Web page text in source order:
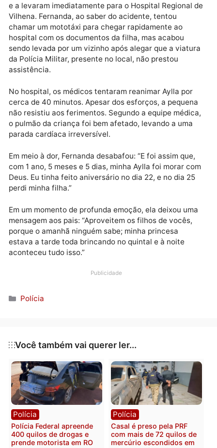
estava no quarto com o marido se preparando para
banho na bebê quando ouviu o portão se abrindo. Ao
pedir que o marido verificasse o que acontecia, ele
saiu e logo começou a gritar.
Os avós, em pânico, colocaram a neta no próprio
Vilhena. Fernanda, ao saber do acidente, tentou
chamar um mototáxi para chegar rapidamente ao
hospital com os documentos da filha, mas acabou
sendo levada por um vizinho após alegar que a
da Polícia Militar, presente no local, não prestou
No hospital, os médicos tentaram reanimar Aylla por
cerca de 40 minutos. Apesar dos esforços, a
o pulmão da criança foi bem afetado, levando a uma
parada cardíaca irreversível.
Em meio à dor, Fernanda desabafou: “E foi assim que,
com 1 ano, 5 meses e 5 dias, minha Aylla foi morar
Deus. Eu tinha feito aniversário no dia 22, e no dia 25
Em um momento de profunda emoção, ela deixou
estava a tarde toda brincando no quintal e à noite
aconteceu tudo isso.”
Publicidade
Categorias
Polícia